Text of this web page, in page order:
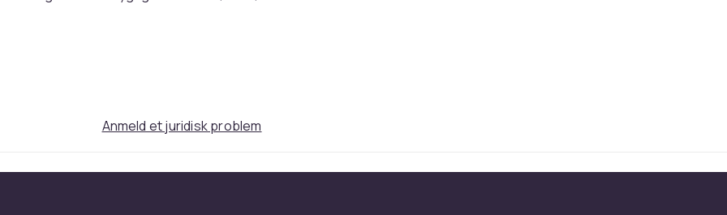
Certified. Suitable for: Screen-Printing,
Anmeld et juridisk problem